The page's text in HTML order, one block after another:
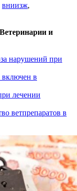
вниизж,
и
нарушений при
в
лечении
ветпрепаратов в